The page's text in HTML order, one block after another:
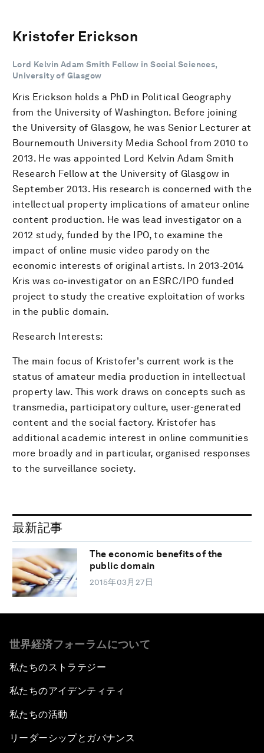
Kristofer Erickson
Lord Kelvin Adam Smith Fellow in Social Sciences,
University of Glasgow
Kris Erickson holds a PhD in Political Geography
from the University of Washington. Before joining
the University of Glasgow, he was Senior Lecturer at
Bournemouth University Media School from 2010 to
2013. He was appointed Lord Kelvin Adam Smith
Research Fellow at the University of Glasgow in
September 2013. His research is concerned with the
intellectual property implications of amateur online
content production. He was lead investigator on a
2012 study, funded by the IPO, to examine the
impact of online music video parody on the
economic interests of original artists. In 2013-2014
Kris was co-investigator on an ESRC/IPO funded
project to study the creative exploitation of works
in the public domain.
Research Interests:
The main focus of Kristofer's current work is the
status of amateur media production in intellectual
property law. This work draws on concepts such as
transmedia, participatory culture, user-generated
content and the social factory. Kristofer has
additional academic interest in online communities
more broadly and in particular, organised responses
to the surveillance society.
最新記事
The economic benefits of the
public domain
2015年03月27日
世界経済フォーラムについて
私たちのストラテジー
私たちのアイデンティティ
私たちの活動
リーダーシップとガバナンス